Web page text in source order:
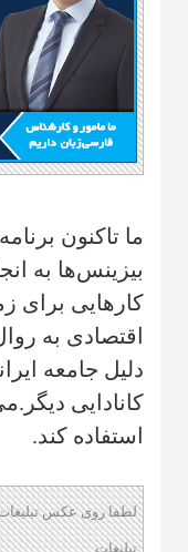
ما تاکنون
بیزینس‌ها به
کارهایی برای
اقتصادی به
دلیل جامعه
کانادایی
استفاده کند.
لطفا روی عکس
تبلیغات